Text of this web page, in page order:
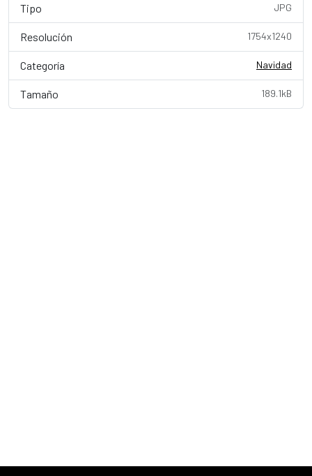
Tipo JPG
Resolución 1754x1240
Categoría Navidad
Tamaño 189.1kB